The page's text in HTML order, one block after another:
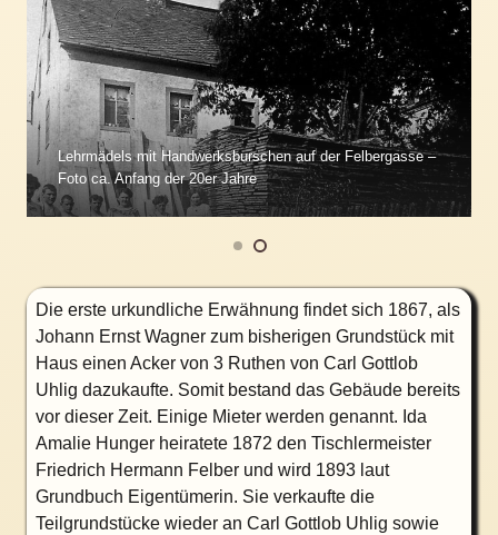
Lehrmädels mit Handwerksburschen auf der Felbergasse –
Foto ca. Anfang der 20er Jahre
Die erste urkundliche Erwähnung findet sich 1867, als
Johann Ernst Wagner zum bisherigen Grundstück mit
Haus einen Acker von 3 Ruthen von Carl Gottlob
Uhlig dazukaufte. Somit bestand das Gebäude bereits
vor dieser Zeit. Einige Mieter werden genannt. Ida
Amalie Hunger heiratete 1872 den Tischlermeister
Friedrich Hermann Felber und wird 1893 laut
Grundbuch Eigentümerin. Sie verkaufte die
Teilgrundstücke wieder an Carl Gottlob Uhlig sowie